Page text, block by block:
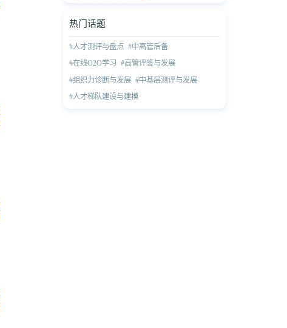
热门话题
#人才测评与盘点 #中高管后备
#在线O2O学习 #高管评鉴与发展
#组织力诊断与发展 #中基层测评与发展
#人才梯队建设与建模